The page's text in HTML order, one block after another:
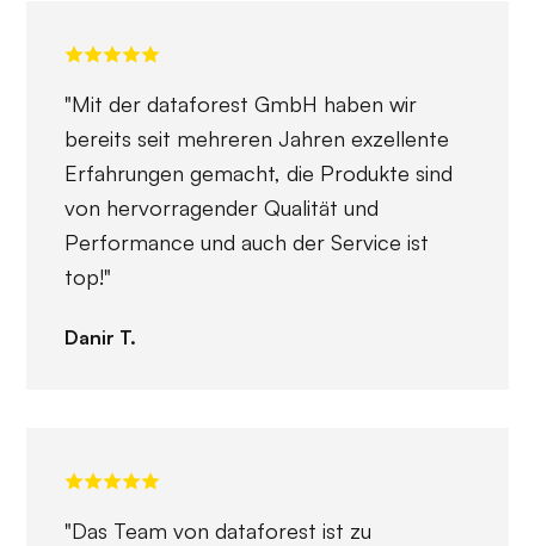
"Mit der dataforest GmbH haben wir
bereits seit mehreren Jahren exzellente
Erfahrungen gemacht, die Produkte sind
von hervorragender Qualität und
Performance und auch der Service ist
top!"
Danir T.
"Das Team von dataforest ist zu